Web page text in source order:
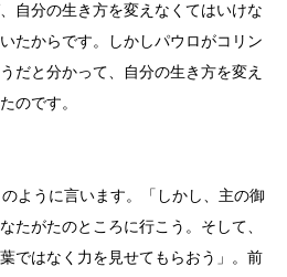
自分の生き方を変えなくてはいけな
たからです。しかしパウロがコリン
だと分かって、自分の生き方を変え
のです。
ように言います。「しかし、主の御
たがたのところに行こう。そして、
ではなく力を見せてもらおう」。前